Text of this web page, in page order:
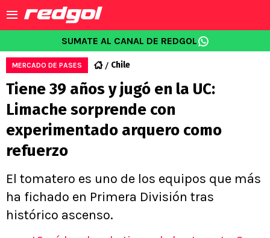
SUMATE AL CANAL DE REDGOL
MERCADO DE PASES Chile
Tiene 39 años y jugó en la UC:
Limache sorprende con
experimentado arquero como
refuerzo
El tomatero es uno de los equipos que más
ha fichado en Primera División tras
histórico ascenso.